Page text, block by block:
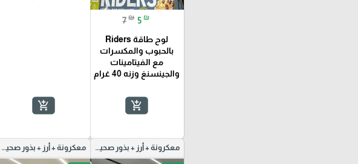
7 ₪ 5 ₪
لوح طاقة Riders
بالحبوب والمكسرات
مع الفيتامينات
والجينسنغ وزنه 40 غرام
add_shopping_cart
add_shopping_cart
معكرونة + أرز + بذور صحية دايت معكرونة + أرز + بذور صحية دايت